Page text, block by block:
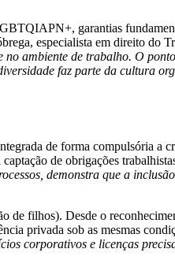
garantias
especialista em direito do
ambiente de trabalho. O
faz parte da cultura
de forma compulsória a
de obrigações
demonstra que a
de filhos). Desde o
privada sob as mesmas
corporativos e licenças